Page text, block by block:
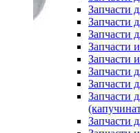
Запчасти
Запчасти
Запчасти
Запчасти
Запчасти
Запчасти
Запчасти
Запчасти
Запчасти